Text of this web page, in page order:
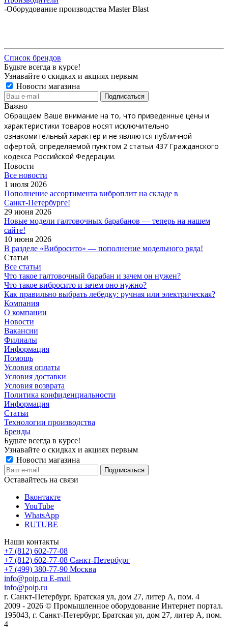
-Оборудование производства Master Blast
Список брендов
Будьте всегда в курсе!
Узнавайте о скидках и акциях первым
Новости магазина
Важно
Обращаем Ваше внимание на то, что приведенные цены и
характеристики товаров носят исключительно
ознакомительный характер и не являются публичной
офертой, определяемой пунктом 2 статьи 437 Гражданского
кодекса Российской Федерации.
Новости
Все новости
1 июля 2026
Пополнение ассортимента виброплит на складе в
Санкт‑Петербурге!
29 июня 2026
Новые модели галтовочных барабанов — теперь на нашем
сайте!
10 июня 2026
В разделе «Вибросито» — пополнение модельного ряда!
Статьи
Все статьи
Что такое галтовочный барабан и зачем он нужен?
Что такое вибросито и зачем оно нужно?
Как правильно выбрать лебедку: ручная или электрическая?
Компания
О компании
Новости
Вакансии
Филиалы
Информация
Помощь
Условия оплаты
Условия доставки
Условия возврата
Политика конфиденциальности
Информация
Статьи
Технологии производства
Бренды
Будьте всегда в курсе!
Узнавайте о скидках и акциях первым
Новости магазина
Оставайтесь на связи
Вконтакте
YouTube
WhatsApp
RUTUBE
Наши контакты
+7 (812) 602-77-08
+7 (812) 602-77-08 Санкт-Петербург
+7 (499) 380-77-90 Москва
info@poip.ru E-mail
info@poip.ru
г. Санкт-Петербург, Братская ул, дом 27, литер А, пом. 4
2009 - 2026 © Промышленное оборудование Интернет портал.
195043, г. Санкт-Петербург, Братская ул, дом 27, литер А, пом.
4